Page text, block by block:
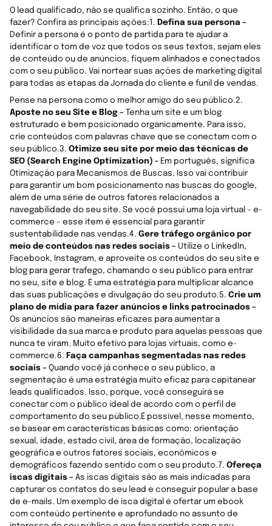
O lead qualificado, não se qualifica sozinho. Então, o que
fazer? Confira as principais ações:1. Defina sua persona –
Definir a persona é o ponto de partida para te ajudar a
identificar o tom de voz que todos os seus textos, sejam eles
de conteúdo ou de anúncios, fiquem alinhados e conectados
com o seu público. Vai nortear suas ações de marketing digital
para todas as etapas da Jornada do cliente e funil de vendas.
Pense na persona como o melhor amigo do seu público.2.
Aposte no seu Site e Blog – Tenha um site e um blog
estruturado e bem posicionado organicamente. Para isso,
crie conteúdos com palavras chave que se conectam com o
seu público.3. Otimize seu site por meio das técnicas de
SEO (Search Engine Optimization) - Em português, significa
Otimização para Mecanismos de Buscas. Isso vai contribuir
para garantir um bom posicionamento nas buscas do google,
além de uma série de outros fatores relacionados a
navegabilidade do seu site. Se você possui uma loja virtual – e-
commerce – esse item é essencial para garantir
sustentabilidade nas vendas.4. Gere tráfego orgânico por
meio de conteúdos nas redes sociais – Utilize o LinkedIn,
Facebook, Instagram, e aproveite os conteúdos do seu site e
blog para gerar trafego, chamando o seu público para entrar
no seu, site e blog. É uma estratégia para multiplicar alcance
das suas publicações e divulgação do seu produto.5. Crie um
plano de mídia para fazer anúncios e links patrocinados –
Os anúncios são maneiras eficazes para aumentar a
visibilidade da sua marca e produto para aquelas pessoas que
nunca te viram. Muito efetivo para lojas virtuais, como e-
commerce.6. Faça campanhas segmentadas nas redes
sociais – Quando você já conhece o seu público, a
segmentação é uma estratégia muito eficaz para capitanear
leads qualificados. Isso, porque, você conseguirá se
conectar com o público ideal de acordo com o perfil de
comportamento do seu público.É possível, nesse momento,
se basear em características básicas como: orientação
sexual, idade, estado civil, área de formação, localização
geográfica e outros fatores sociais, econômicos e
demográficos fazendo sentido com o seu produto.7. Ofereça
iscas digitais – As iscas digitais são as mais indicadas para
capturar os contatos do seu lead e conseguir popular a base
de e-mails. Um exemplo de isca digital é ofertar um ebook
com conteúdo pertinente e aprofundado no assunto de